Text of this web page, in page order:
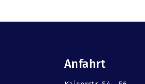
Anfahrt